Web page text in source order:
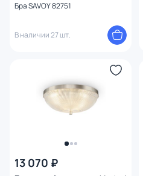
Бра SAVOY 82751
В наличии 27 шт.
13 070 ₽